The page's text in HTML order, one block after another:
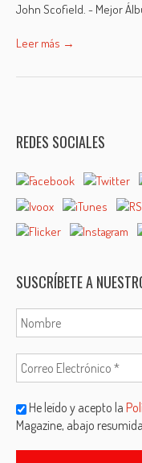
John Scofield. - Mejor
Leer más →
REDES SOCIALES
SUSCRÍBETE A
He leído y acepto la
Magazine, abajo resumida